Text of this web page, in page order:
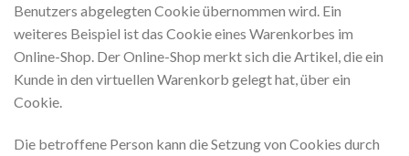
Benutzers abgelegten Cookie übernommen wird. Ein
weiteres Beispiel ist das Cookie eines Warenkorbes im
Online-Shop. Der Online-Shop merkt sich die Artikel, die ein
Kunde in den virtuellen Warenkorb gelegt hat, über ein
Cookie.
Die betroffene Person kann die Setzung von Cookies durch